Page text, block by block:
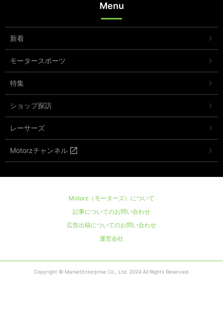
Menu
新着
モータースポーツ
特集
ショップ探訪
レーサーズ
Motorzチャンネル
Motorz（モーターズ）について
記事についてのお問い合わせ
広告出稿についてのお問い合わせ
運営会社
Copyright © MarketEnterprise Co., Ltd. 2024 All Rights Reserved.